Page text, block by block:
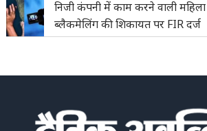
निजी कंपनी में काम करने वाली
ब्लैकमेलिंग की शिकायत पर FIR दर्ज